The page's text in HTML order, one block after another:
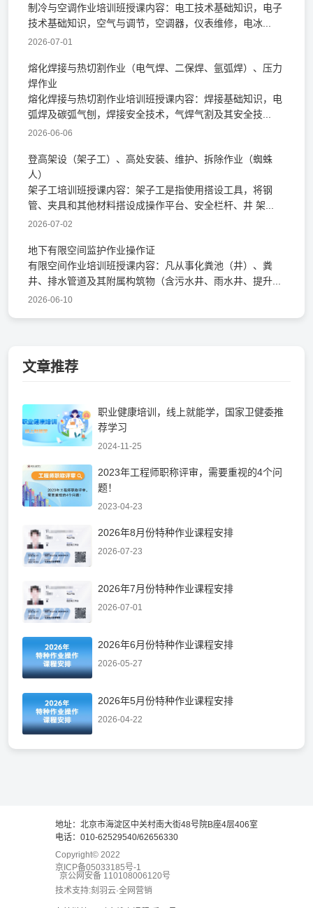
制冷与空调作业培训班授课内容：电工技术基础知识，电子
技术基础知识，空气与调节，空调器，仪表维修，电冰...
2026-07-01
熔化焊接与热切割作业（电气焊、二保焊、氩弧焊）、压力
焊作业
熔化焊接与热切割作业培训班授课内容：焊接基础知识，电
弧焊及碳弧气刨，焊接安全技术，气焊气割及其安全技...
2026-06-06
登高架设（架子工）、高处安装、维护、拆除作业（蜘蛛
人）
架子工培训班授课内容：架子工是指使用搭设工具，将钢
管、夹具和其他材料搭设成操作平台、安全栏杆、井 架...
2026-07-02
地下有限空间监护作业操作证
有限空间作业培训班授课内容：凡从事化粪池（井）、粪
井、排水管道及其附属构筑物（含污水井、雨水井、提升...
2026-06-10
文章推荐
职业健康培训，线上就能学，国家卫健委推
荐学习
2024-11-25
2023年工程师职称评审，需要重视的4个问
题！
2023-04-23
2026年8月份特种作业课程安排
2026-07-23
2026年7月份特种作业课程安排
2026-07-01
2026年6月份特种作业课程安排
2026-05-27
2026年5月份特种作业课程安排
2026-04-22
地址：北京市海淀区中关村南大街48号院B座4层406室
电话：010-62529540/62656330
Copyright© 2022
京ICP备05033185号-1
京公网安备 110108006120号
技术支持:刻羽云·全网营销